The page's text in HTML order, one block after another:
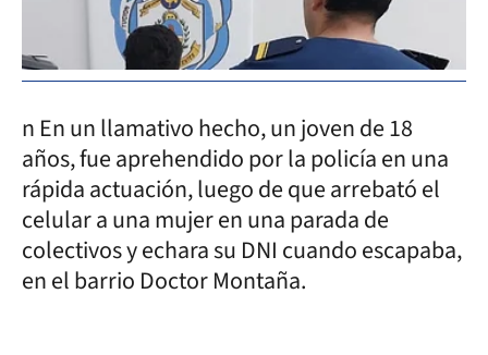
n En un llamativo hecho, un joven de 18
años, fue aprehendido por la policía en una
rápida actuación, luego de que arrebató el
celular a una mujer en una parada de
colectivos y echara su DNI cuando escapaba,
en el barrio Doctor Montaña.